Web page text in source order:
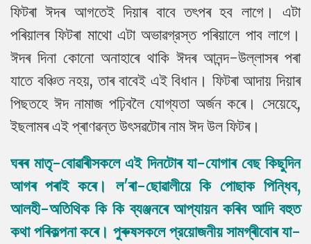
ফিটৰা ঈদৰ আগতেই দিয়াৰ বাবে তৎপৰ হব লাগে। এটা
পৰিয়ালৰ ফিটৰা মাথো এটা অভাৱগ্রস্ত পৰিয়ালে পাব লাগে।
ঈদৰ দিনা কোনো অনাহাৰে থাকি ঈদৰ আনন্দ-উল্লাসৰ পৰা
যাতে বঞ্চিত নহয়, তাৰ বাবেই এই বিধান। ফিটৰা আদায় দিয়াৰ
পিছতহে ঈদ নামাজ পঢ়িবলৈ যোগ্যতা অর্জন কৰে। সেয়েহে,
ইছলামৰ এই প্ৰাণৱন্ত উৎসৱটোৰ নাম ঈদ উল ফিটৰ।
ঘৰৰ মাতৃ-বোৱাৰীসকলে এই দিনটোৰ যা-যোগাৰ বেছ কিছুদিন
আগৰ পৰাই কৰে। ল'ৰা-ছোৱালীয়ে কি পোছাক পিন্ধিব,
আলহী-অতিথিক কি কি ব্যঞ্জনৰে আপ্যায়ন কৰিব আদি বহুত
কথা পৰিকল্পনা কৰে। পুৰুষসকলে প্রয়োজনীয় সামগ্ৰীবোৰ যা-